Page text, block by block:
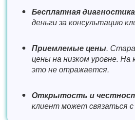
Бесплатная диагностика
деньги за консультацию
Приемлемые цены.
цены на низком уровне. На
это не отражается.
Открытость и
клиент может связаться